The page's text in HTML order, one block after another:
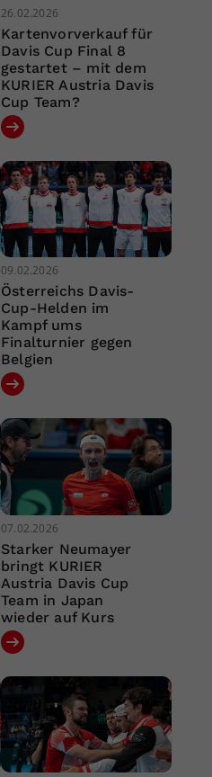
26.02.2026
Kartenvorverkauf für
Davis Cup Final 8
gestartet – mit dem
KURIER Austria Davis
Cup Team?
09.02.2026
Österreichs Davis-
Cup-Helden im
Kampf ums
Finalturnier gegen
Belgien
07.02.2026
Starker Neumayer
bringt KURIER
Austria Davis Cup
Team in Japan
wieder auf Kurs